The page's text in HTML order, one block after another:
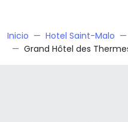
Inicio Hotel Saint-Malo
Grand Hôtel des